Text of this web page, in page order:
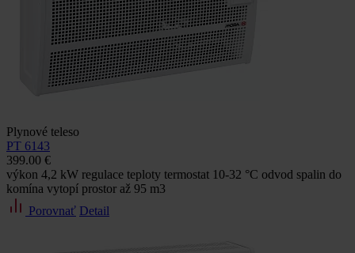
Plynové teleso
PT 6143
399.00 €
výkon 4,2 kW regulace teploty termostat 10-32 °C odvod spalin do
komína vytopí prostor až 95 m3
Porovnať Detail